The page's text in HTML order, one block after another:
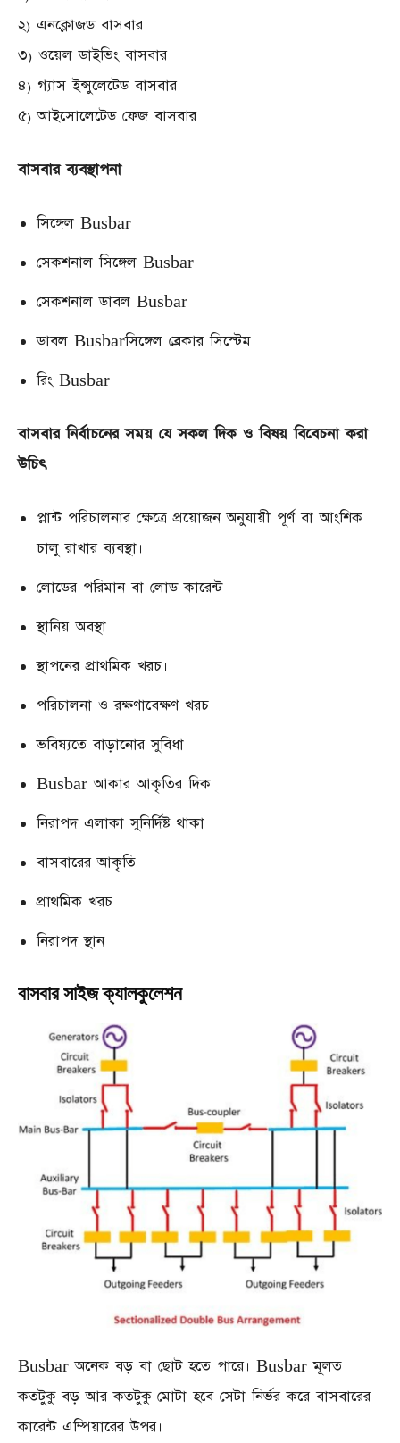
২) এনক্লোজড বাসবার
৩) ওয়েল ডাইভিং বাসবার
৪) গ্যাস ইন্সুলেটেড বাসবার
৫) আইসোলেটেড ফেজ বাসবার
বাসবার ব্যবস্থাপনা
সিঙ্গেল Busbar
সেকশনাল সিঙ্গেল Busbar
সেকশনাল ডাবল Busbar
ডাবল Busbarসিঙ্গেল ব্রেকার সিস্টেম
রিং Busbar
বাসবার নির্বাচনের সময় যে সকল দিক ও বিষয় বিবেচনা করা
উচিৎ
প্লান্ট পরিচালনার ক্ষেত্রে প্রয়োজন অনুযায়ী পূর্ণ বা আংশিক
চালু রাখার ব্যবস্থা।
লোডের পরিমান বা লোড কারেন্ট
স্থানিয় অবস্থা
স্থাপনের প্রাথমিক খরচ।
পরিচালনা ও রক্ষণাবেক্ষণ খরচ
ভবিষ্যতে বাড়ানোর সুবিধা
Busbar আকার আকৃতির দিক
নিরাপদ এলাকা সুনির্দিষ্ট থাকা
বাসবারের আকৃতি
প্রাথমিক খরচ
নিরাপদ স্থান
বাসবার সাইজ ক্যালকুলেশন
Busbar অনেক বড় বা ছোট হতে পারে। Busbar মূলত
কতটুকু বড় আর কতটুকু মোটা হবে সেটা নির্ভর করে বাসবারের
কারেন্ট এম্পিয়ারের উপর।